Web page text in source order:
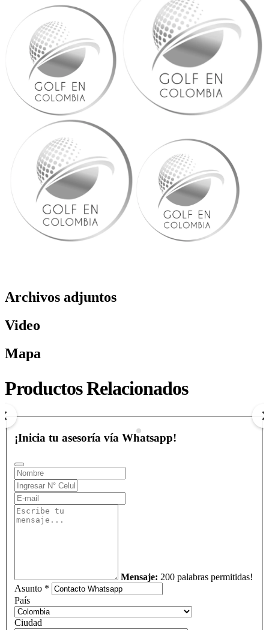
Archivos adjuntos
Video
Mapa
Productos Relacionados
$ 0COP
¡Inicia tu asesoría vía Whatsapp!
Mensaje: 200 palabras permitidas!
Asunto *
País
Ciudad